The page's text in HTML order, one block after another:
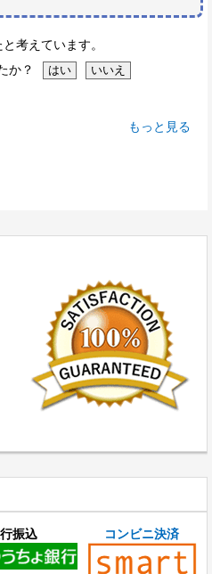
考えています。
か？
もっと見る
振込 コンビニ決済